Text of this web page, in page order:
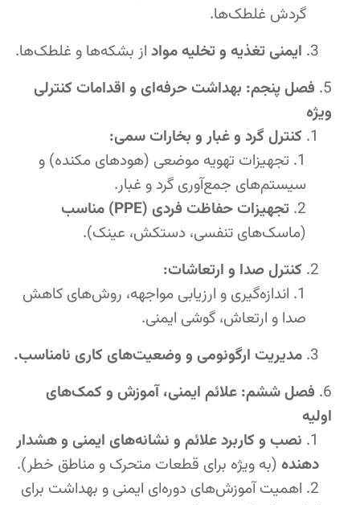
گردش غلطک‌ها.
ایمنی تغذیه و تخلیه مواد از بشکه‌ها و غلطک‌ها.
فصل پنجم: بهداشت حرفه‌ای و اقدامات کنترلی
ویژه
کنترل گرد و غبار و بخارات سمی:
تجهیزات تهویه موضعی (هودهای مکنده) و
سیستم‌های جمع‌آوری گرد و غبار.
تجهیزات حفاظت فردی (PPE) مناسب
(ماسک‌های تنفسی، دستکش، عینک).
کنترل صدا و ارتعاشات:
اندازه‌گیری و ارزیابی مواجهه، روش‌های کاهش
صدا و ارتعاش، گوشی ایمنی.
مدیریت ارگونومی و وضعیت‌های کاری نامناسب.
فصل ششم: علائم ایمنی، آموزش و کمک‌های
اولیه
نصب و کاربرد علائم و نشانه‌های ایمنی و هشدار
دهنده (به ویژه برای قطعات متحرک و مناطق خطر).
اهمیت آموزش‌های دوره‌ای ایمنی و بهداشت برای